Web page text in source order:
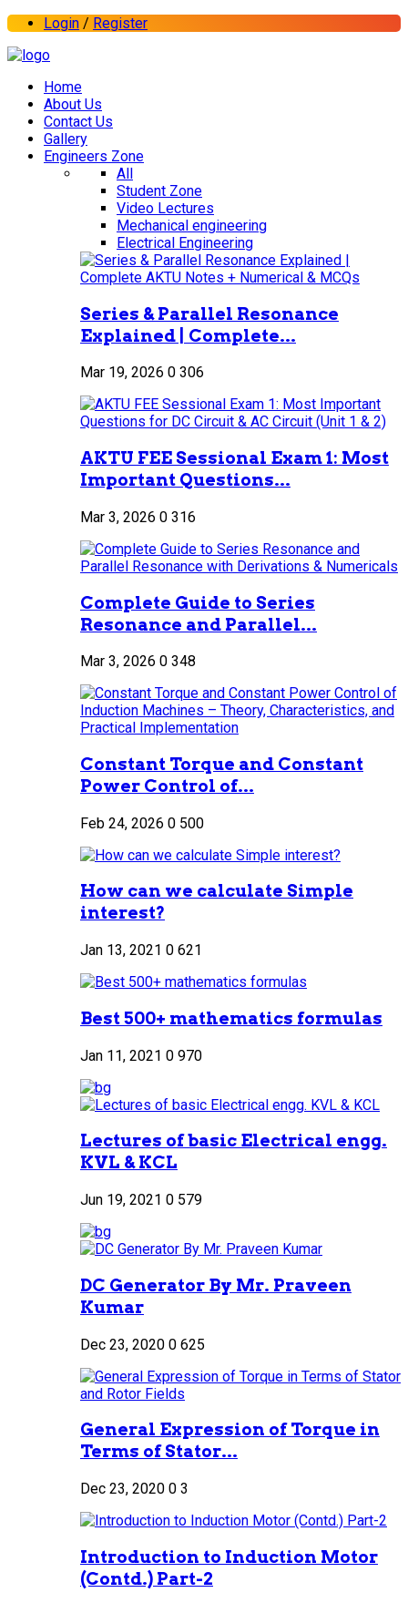
Login / Register
Home
About Us
Contact Us
Gallery
Engineers Zone
All
Student Zone
Video Lectures
Mechanical engineering
Electrical Engineering
Series & Parallel Resonance
Explained | Complete...
Mar 19, 2026 0 306
AKTU FEE Sessional Exam 1: Most
Important Questions...
Mar 3, 2026 0 316
Complete Guide to Series
Resonance and Parallel...
Mar 3, 2026 0 348
Constant Torque and Constant
Power Control of...
Feb 24, 2026 0 500
How can we calculate Simple
interest?
Jan 13, 2021 0 621
Best 500+ mathematics formulas
Jan 11, 2021 0 970
Lectures of basic Electrical engg.
KVL & KCL
Jun 19, 2021 0 579
DC Generator By Mr. Praveen
Kumar
Dec 23, 2020 0 625
General Expression of Torque in
Terms of Stator...
Dec 23, 2020 0 3
Introduction to Induction Motor
(Contd.) Part-2